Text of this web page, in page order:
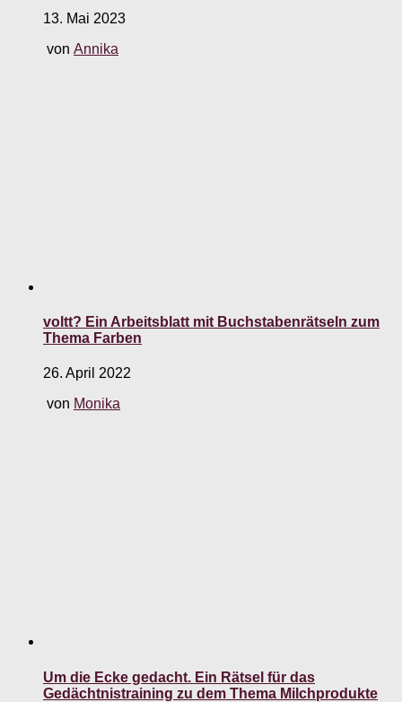
13. Mai 2023
von Annika
voltt? Ein Arbeitsblatt mit Buchstabenrätseln zum
Thema Farben
26. April 2022
von Monika
Um die Ecke gedacht. Ein Rätsel für das
Gedächtnistraining zu dem Thema Milchprodukte